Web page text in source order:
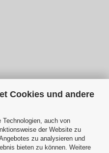
Cookies und andere
Technologien, auch von
der Website zu
zu analysieren und
bieten zu können. Weitere